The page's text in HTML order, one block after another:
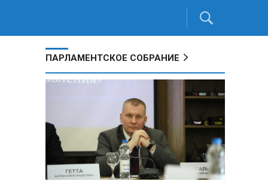
ПАРЛАМЕНТСКОЕ СОБРАНИЕ